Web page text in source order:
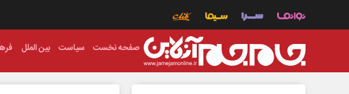
صفحه نخست سیاست بین الملل